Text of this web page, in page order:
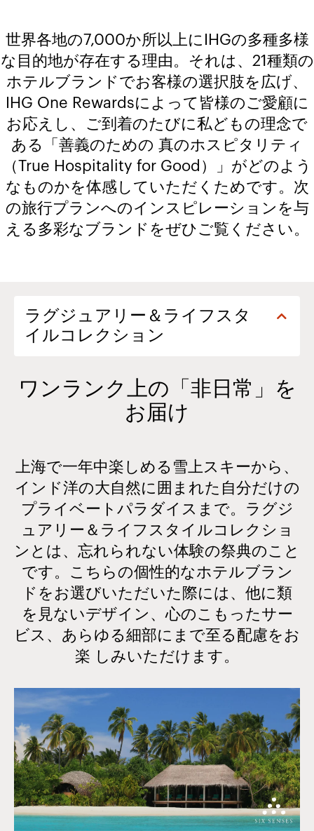
世界各地の7,000か所以上にIHGの多種多様
な目的地が存在する理由。それは、21種類の
ホテルブランドでお客様の選択肢を広げ、
IHG One Rewardsによって皆様のご愛顧に
お応えし、ご到着のたびに私どもの理念で
ある「善義のための 真のホスピタリティ
（True Hospitality for Good）」がどのよう
なものかを体感していただくためです。次
の旅行プランへのインスピレーションを与
える多彩なブランドをぜひご覧ください。​​
ワンランク上の「非日常」を
お届け
上海で一年中楽しめる雪上スキーから、
インド洋の大自然に囲まれた自分だけの
プライベートパラダイスまで。ラグジ
ュアリー＆ライフスタイルコレクショ
ンとは、忘れられない体験の祭典のこと
です。こちらの個性的なホテルブラン
ドをお選びいただいた際には、他に類
を見ないデザイン、心のこもったサー
ビス、あらゆる細部にまで至る配慮をお
楽 しみいただけます。